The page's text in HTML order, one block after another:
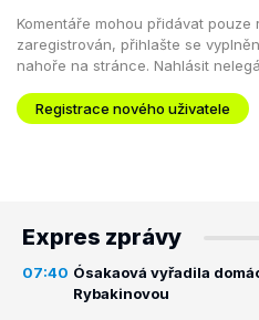
Komentáře mohou přidávat
zaregistrován, přihlašte se
nahoře na stránce. Nahlásit
Registrace nového uživatele
Expres zprávy
07:40 Ósakaová vyřadila
Rybakinovou